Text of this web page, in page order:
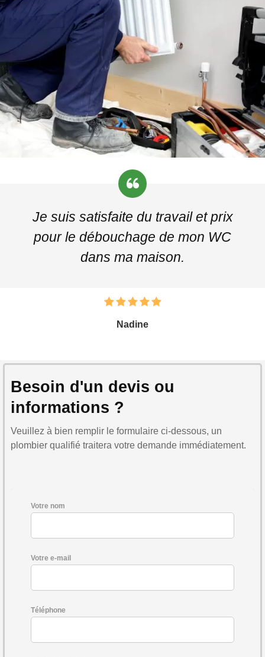
Je suis satisfaite du travail et prix
pour le débouchage de mon WC
dans ma maison.
Nadine
Besoin d'un devis ou
informations ?
Veuillez à bien remplir le formulaire ci-dessous, un
plombier qualifié traitera votre demande immédiatement.
Votre nom
Votre e-mail
Téléphone